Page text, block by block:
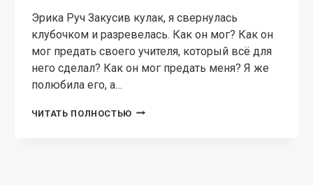
Эрика Руч Закусив кулак, я свернулась
клубочком и разревелась. Как он мог? Как он
мог предать своего учителя, который всё для
него сделал? Как он мог предать меня? Я же
полюбила его, а…
ЧИТАТЬ ПОЛНОСТЬЮ ЛЮБВИ